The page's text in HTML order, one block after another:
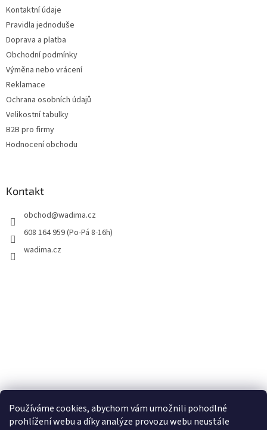
Používáme cookies, abychom vám umožnili pohodlné
prohlížení webu a díky analýze provozu webu neustále
Kontaktní údaje
Pravidla jednoduše
Doprava a platba
Obchodní podmínky
Výměna nebo vrácení
Reklamace
Ochrana osobních údajů
Velikostní tabulky
B2B pro firmy
Hodnocení obchodu
Kontakt
obchod@wadima.cz
608 164 959 (Po-Pá 8-16h)
wadima.cz